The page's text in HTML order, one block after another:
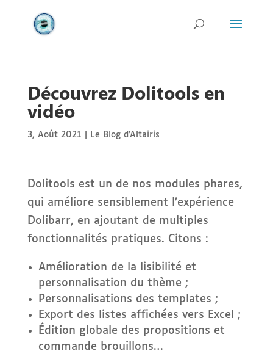
Découvrez Dolitools en
vidéo
3, Août 2021 Le Blog d'Altairis
Dolitools est un de nos modules phares,
qui améliore sensiblement l’expérience
Dolibarr, en ajoutant de multiples
fonctionnalités pratiques. Citons :
Amélioration de la lisibilité et
personnalisation du thème ;
Personnalisations des templates ;
Export des listes affichées vers Excel ;
Édition globale des propositions et
commande brouillons…